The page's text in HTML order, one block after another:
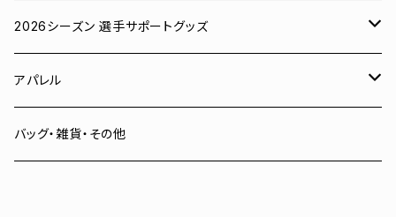
ユニフォーム
Tシャツ
スウェット
2026シーズン 選手サポートグッズ
# 00 蓮
# 0 岡田竜汰
アパレル
スウェット・パーカー
バッグ・雑貨・その他